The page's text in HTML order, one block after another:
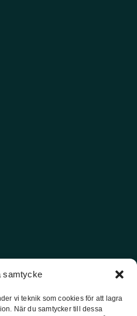
samtycke
vi teknik som cookies för att lagra
När du samtycker till dessa